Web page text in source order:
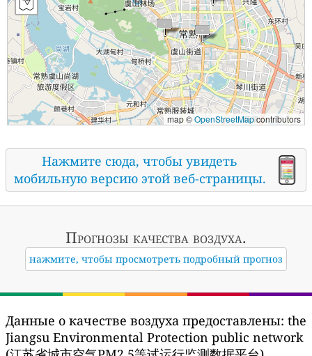
map ©OpenStreetMapcontributors
Нажмите сюда, чтобы увидеть
мобильную версию этой веб-страницы.
Прогнозы качества воздуха.
нажмите, чтобы просмотреть подробный прогноз
Данные о качестве воздуха предоставлены: the
Jiangsu Environmental Protection public network